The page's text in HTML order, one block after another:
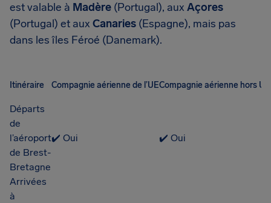
est valable à Madère (Portugal), aux Açores
(Portugal) et aux Canaries (Espagne), mais pas
dans les îles Féroé (Danemark).
Itinéraire Compagnie aérienne de l’UECompagnie aérienne hors UE
Départs
de
l’aéroport
de Brest-
Bretagne
✔️ Oui ✔️ Oui
Arrivées
à